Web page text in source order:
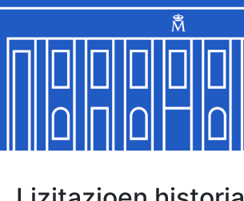
Erakutsi/Ezkutatu
Erakutsi/Ezkutatu
Erakutsi/Ezkutatu